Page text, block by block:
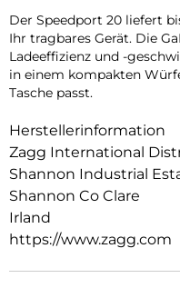
Der Speedport 20 liefert
Ihr tragbares Gerät. Die
Ladeeffizienz und -
in einem kompakten
Tasche passt.
Herstellerinformation
Zagg International
Shannon Industrial
Shannon Co Clare
Irland
https://www.zagg.com